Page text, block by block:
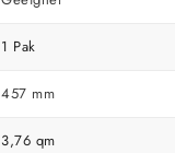
1 Pak
457 mm
3,76 qm